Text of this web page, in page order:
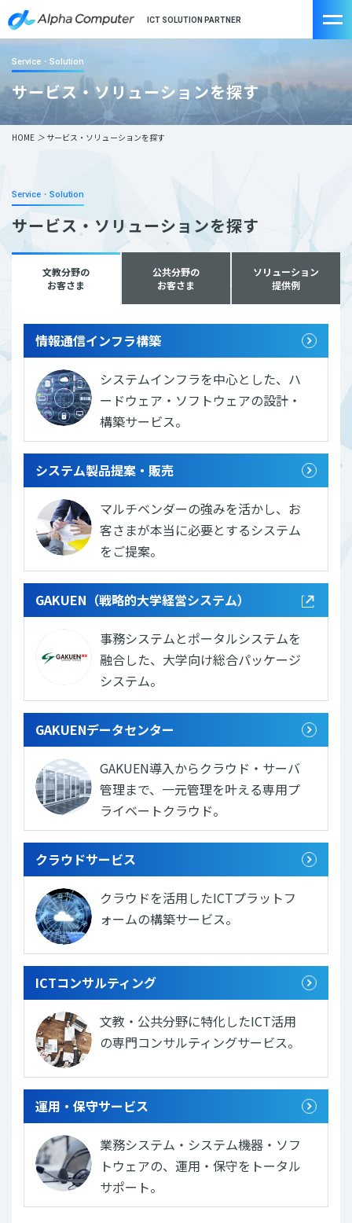
ICT SOLUTION PARTNER
Service・Solution
サービス・ソリューションを探す
HOME ＞ サービス・ソリューションを探す
Service・Solution
サービス・ソリューションを探す
文教分野の
お客さま
公共分野の
お客さま
ソリューション
提供例
情報通信インフラ構築
システムインフラを中心とした、ハ
ードウェア・ソフトウェアの設計・
構築サービス。
システム製品提案・販売
マルチベンダーの強みを活かし、お
客さまが本当に必要とするシステム
をご提案。
GAKUEN（戦略的大学経営システム）
事務システムとポータルシステムを
融合した、大学向け総合パッケージ
システム。
GAKUENデータセンター
GAKUEN導入からクラウド・サーバ
管理まで、一元管理を叶える専用プ
ライベートクラウド。
クラウドサービス
クラウドを活用したICTプラットフ
ォームの構築サービス。
ICTコンサルティング
文教・公共分野に特化したICT活用
の専門コンサルティングサービス。
運用・保守サービス
業務システム・システム機器・ソフ
トウェアの、運用・保守をトータル
サポート。